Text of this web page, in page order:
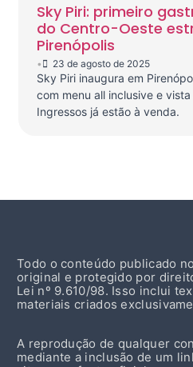
Sky Piri: primeiro
do Centro-Oeste
Pirenópolis
• 23 de agosto de 2025
Sky Piri inaugura em
com menu all inclusive e
Ingressos já estão à venda.
Todo o conteúdo publicado
original e protegido por
Lei nº 9.610/98. Isso inclui
materiais criados
A reprodução de qualquer
mediante a inclusão de um